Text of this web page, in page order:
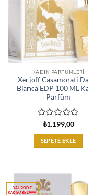
KADIN PARFÜMLERI
Xerjoff Casamorati
Bianca EDP 100 ML
Parfüm
üzerinden
0
oy
₺1.199,00
SEPETE EKLE